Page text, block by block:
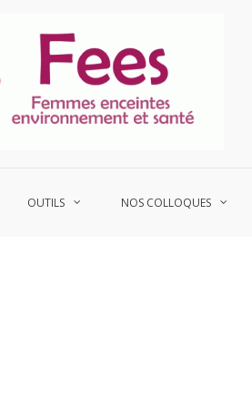
OUTILS NOS COLLOQUES